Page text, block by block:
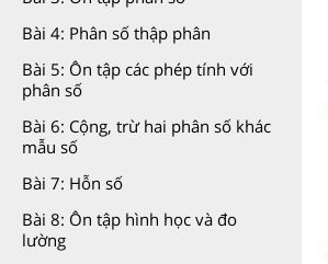
Bài 4: Phân số thập phân
Bài 5: Ôn tập các phép tính với
phân số
Bài 6: Cộng, trừ hai phân số khác
mẫu số
Bài 7: Hỗn số
Bài 8: Ôn tập hình học và đo
lường